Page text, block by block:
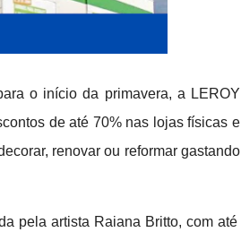
o início da primavera, a LEROY
de até 70% nas lojas físicas e
renovar ou reformar gastando
pela artista Raiana Britto, com até